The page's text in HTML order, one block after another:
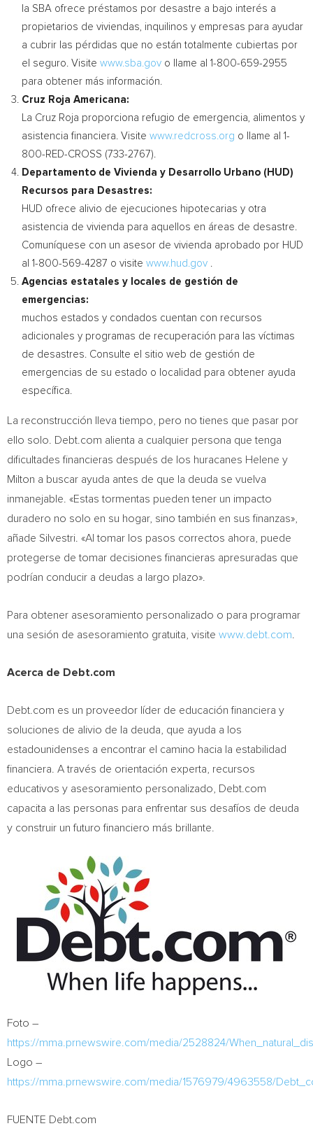
la SBA ofrece préstamos por desastre a bajo interés a
propietarios de viviendas, inquilinos y empresas para ayudar
a cubrir las pérdidas que no están totalmente cubiertas por
el seguro. Visite www.sba.gov o llame al 1-800-659-2955
para obtener más información.
Cruz Roja Americana:
La Cruz Roja proporciona refugio de emergencia, alimentos y
asistencia financiera. Visite www.redcross.org o llame al 1-
800-RED-CROSS (733-2767).
Departamento de Vivienda y Desarrollo Urbano (HUD)
Recursos para Desastres:
HUD ofrece alivio de ejecuciones hipotecarias y otra
asistencia de vivienda para aquellos en áreas de desastre.
Comuníquese con un asesor de vivienda aprobado por HUD
al 1-800-569-4287 o visite www.hud.gov .
Agencias estatales y locales de gestión de
emergencias:
muchos estados y condados cuentan con recursos
adicionales y programas de recuperación para las víctimas
de desastres. Consulte el sitio web de gestión de
emergencias de su estado o localidad para obtener ayuda
específica.
La reconstrucción lleva tiempo, pero no tienes que pasar por
ello solo. Debt.com alienta a cualquier persona que tenga
dificultades financieras después de los huracanes Helene y
Milton a buscar ayuda antes de que la deuda se vuelva
inmanejable. «Estas tormentas pueden tener un impacto
duradero no solo en su hogar, sino también en sus finanzas»,
añade Silvestri. «Al tomar los pasos correctos ahora, puede
protegerse de tomar decisiones financieras apresuradas que
podrían conducir a deudas a largo plazo».
Para obtener asesoramiento personalizado o para programar
una sesión de asesoramiento gratuita, visite www.debt.com
Acerca de Debt.com
Debt.com es un proveedor líder de educación financiera y
soluciones de alivio de la deuda, que ayuda a los
estadounidenses a encontrar el camino hacia la estabilidad
financiera. A través de orientación experta, recursos
educativos y asesoramiento personalizado, Debt.com
capacita a las personas para enfrentar sus desafíos de deuda
y construir un futuro financiero más brillante.
Foto –
https://mma.prnewswire.com/media/2528824/
Logo –
https://mma.prnewswire.com/media/1576979/4963558/
FUENTE Debt.com